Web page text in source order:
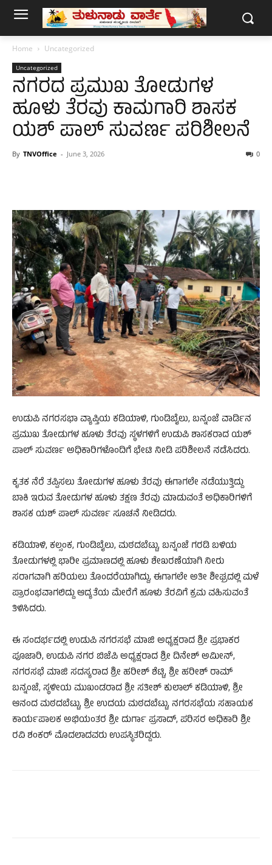
Home Uncategorized
Uncategorized
ನಗರದ ಪ್ರಮುಖ ತೋಡುಗಳ
ಹೂಳು ತೆರವು ಕಾಮಗಾರಿ ಶಾಸಕ
ಯಶ್ ಪಾಲ್ ಸುವರ್ಣ ಪರಿಶೀಲನೆ
By TNVOffice - June 3, 2026 0
ಉಡುಪಿ ನಗರಸಭಾ ವ್ಯಾಪ್ತಿಯ ಕಡಿಯಾಳಿ, ಗುಂಡಿಬೈಲು, ಬನ್ನಂಜೆ ವಾರ್ಡಿನ
ಪ್ರಮುಖ ತೋಡುಗಳ ಹೂಳು ತೆರವು ಸ್ಥಳಗಳಿಗೆ ಉಡುಪಿ ಶಾಸಕರಾದ ಯಶ್
ಪಾಲ್ ಸುವರ್ಣ ಅಧಿಕಾರಿಗಳೊಂದಿಗೆ ಭೇಟಿ ನೀಡಿ ಪರಿಶೀಲನೆ ನಡೆಸಿದರು.
ಕೃತಕ ನೆರೆ ತಪ್ಪಿಸಲು ತೋಡುಗಳ ಹೂಳು ತೆರವು ಈಗಾಗಲೇ ನಡೆಯುತ್ತಿದ್ದು
ಬಾಕಿ ಇರುವ ತೋಡುಗಳ ಹೂಳು ತಕ್ಷಣ ತೆರವು ಮಾಡುವಂತೆ ಅಧಿಕಾರಿಗಳಿಗೆ
ಶಾಸಕ ಯಶ್ ಪಾಲ್ ಸುವರ್ಣ ಸೂಚನೆ ನೀಡಿದರು.
ಕಡಿಯಾಳಿ, ಕಲ್ಸಂಕ, ಗುಂಡಿಬೈಲು, ಮಠದಬೆಟ್ಟು, ಬನ್ನಂಜೆ ಗರಡಿ ಬಳಿಯ
ತೋಡುಗಳಲ್ಲಿ ಭಾರೀ ಪ್ರಮಾಣದಲ್ಲಿ ಹೂಳು ಶೇಖರಣೆಯಾಗಿ ನೀರು
ಸರಾಗವಾಗಿ ಹರಿಯಲು ತೊಂದರೆಯಾಗಿದ್ದು, ಈಗಾಗಲೇ ಅತೀ ಶೀಘ್ರದಲ್ಲಿ ಮಳೆ
ಪ್ರಾರಂಭವಾಗಲಿದ್ದು ಆದ್ಯತೆಯ ಮೇರೆಗೆ ಹೂಳು ತೆರವಿಗೆ ಕ್ರಮ ವಹಿಸುವಂತೆ
ತಿಳಿಸಿದರು.
ಈ ಸಂದರ್ಭದಲ್ಲಿ ಉಡುಪಿ ನಗರಸಭೆ ಮಾಜಿ ಅಧ್ಯಕ್ಷರಾದ ಶ್ರೀ ಪ್ರಭಾಕರ
ಪೂಜಾರಿ, ಉಡುಪಿ ನಗರ ಬಿಜೆಪಿ ಅಧ್ಯಕ್ಷರಾದ ಶ್ರೀ ದಿನೇಶ್ ಅಮೀನ್,
ನಗರಸಭೆ ಮಾಜಿ ಸದಸ್ಯರಾದ ಶ್ರೀ ಹರೀಶ್ ಶೆಟ್ಟಿ, ಶ್ರೀ ಹರೀಶ್ ರಾಮ್
ಬನ್ನಂಜೆ, ಸ್ಥಳೀಯ ಮುಖಂಡರಾದ ಶ್ರೀ ಸತೀಶ್ ಕುಲಾಲ್ ಕಡಿಯಾಳಿ, ಶ್ರೀ
ಆನಂದ ಮಠದಬೆಟ್ಟು, ಶ್ರೀ ಉದಯ ಮಠದಬೆಟ್ಟು, ನಗರಸಭೆಯ ಸಹಾಯಕ
ಕಾರ್ಯಪಾಲಕ ಅಭಿಯಂತರ ಶ್ರೀ ದುರ್ಗಾ ಪ್ರಸಾದ್, ಪರಿಸರ ಅಧಿಕಾರಿ ಶ್ರೀ
ರವಿ ಶಂಕರ್ ಮೊದಲಾದವರು ಉಪಸ್ಥಿತರಿದ್ದರು.